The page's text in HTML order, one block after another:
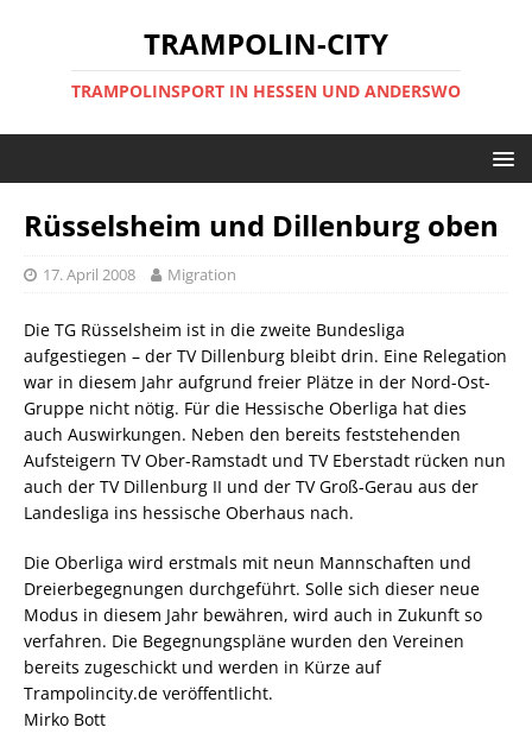
TRAMPOLIN-CITY
TRAMPOLINSPORT IN HESSEN UND ANDERSWO
Rüsselsheim und Dillenburg oben
17. April 2008 Migration
Die TG Rüsselsheim ist in die zweite Bundesliga
aufgestiegen – der TV Dillenburg bleibt drin. Eine Relegation
war in diesem Jahr aufgrund freier Plätze in der Nord-Ost-
Gruppe nicht nötig. Für die Hessische Oberliga hat dies
auch Auswirkungen. Neben den bereits feststehenden
Aufsteigern TV Ober-Ramstadt und TV Eberstadt rücken nun
auch der TV Dillenburg II und der TV Groß-Gerau aus der
Landesliga ins hessische Oberhaus nach.
Die Oberliga wird erstmals mit neun Mannschaften und
Dreierbegegnungen durchgeführt. Solle sich dieser neue
Modus in diesem Jahr bewähren, wird auch in Zukunft so
verfahren. Die Begegnungspläne wurden den Vereinen
bereits zugeschickt und werden in Kürze auf
Trampolincity.de veröffentlicht.
Mirko Bott